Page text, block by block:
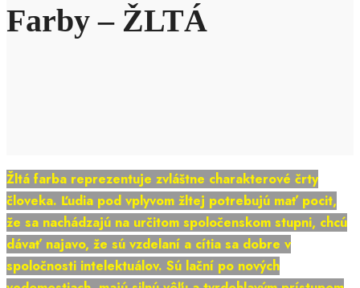
Farby – ŽLTÁ
Žltá farba reprezentuje zvláštne charakterové črty
človeka. Ľudia pod vplyvom žltej potrebujú mať pocit,
že sa nachádzajú na určitom spoločenskom stupni, chcú
dávať najavo, že sú vzdelaní a cítia sa dobre v
spoločnosti intelektuálov. Sú lační po nových